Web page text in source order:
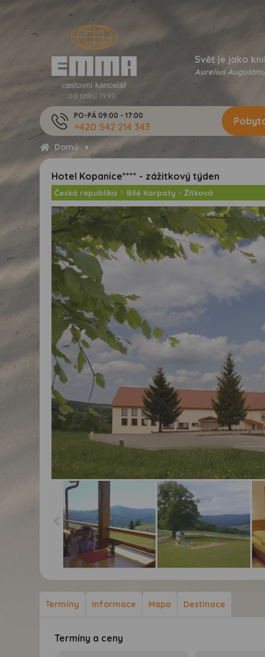
od roku 1990
Svět je jako
Aurelius
PO-PÁ 09:00 - 17:00
+420 542 214 343
Domů
Hotel Kopanice**** - zážitkový týden
Česká republika > Bílé Karpaty - Žítková
terasa
výhled
Termíny
Informace Mapa Destinace
Termíny a ceny